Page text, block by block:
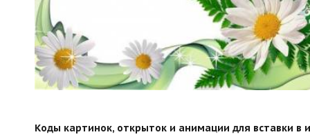
Коды картинок, открыток и анимации для вставки в